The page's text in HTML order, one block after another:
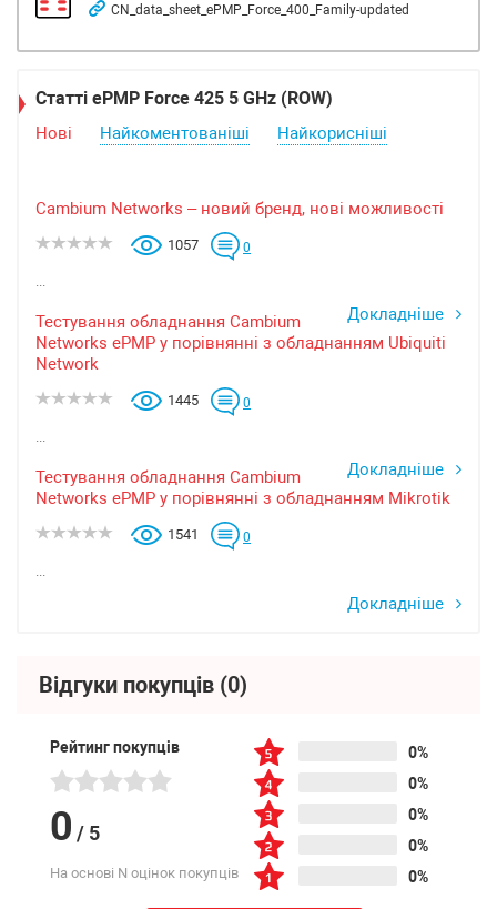
CN_data_sheet_ePMP_Force_400_Family-updated
Статті ePMP Force 425 5 GHz (ROW)
Нові Найкоментованіші Найкорисніші
Cambium Networks – новий бренд, нові можливості
1057 0
...
Докладніше
Тестування обладнання Cambium
Networks ePMP у порівнянні з обладнанням Ubiquiti
Network
1445 0
...
Докладніше
Тестування обладнання Cambium
Networks ePMP у порівнянні з обладнанням Mikrotik
1541 0
...
Докладніше
Відгуки покупців (0)
Рейтинг покупців
0 / 5
На основі N оцінок покупців
0%
0%
0%
0%
0%